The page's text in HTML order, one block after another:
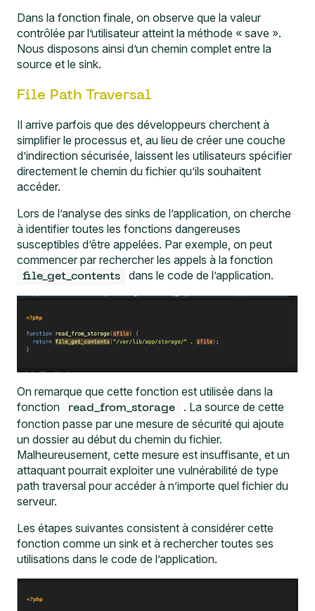
Dans la fonction finale, on observe que la valeur
contrôlée par l’utilisateur atteint la méthode « save ».
Nous disposons ainsi d’un chemin complet entre la
source et le sink.
File Path Traversal
Il arrive parfois que des développeurs cherchent à
simplifier le processus et, au lieu de créer une couche
d’indirection sécurisée, laissent les utilisateurs spécifier
directement le chemin du fichier qu’ils souhaitent
accéder.
Lors de l’analyse des sinks de l’application, on cherche
à identifier toutes les fonctions dangereuses
susceptibles d’être appelées. Par exemple, on peut
commencer par rechercher les appels à la fonction
file_get_contents dans le code de l’application.
On remarque que cette fonction est utilisée dans la
fonction
read_from_storage
. La source de cette
fonction passe par une mesure de sécurité qui ajoute
un dossier au début du chemin du fichier.
Malheureusement, cette mesure est insuffisante, et un
attaquant pourrait exploiter une vulnérabilité de type
path traversal pour accéder à n’importe quel fichier du
serveur.
Les étapes suivantes consistent à considérer cette
fonction comme un sink et à rechercher toutes ses
utilisations dans le code de l’application.